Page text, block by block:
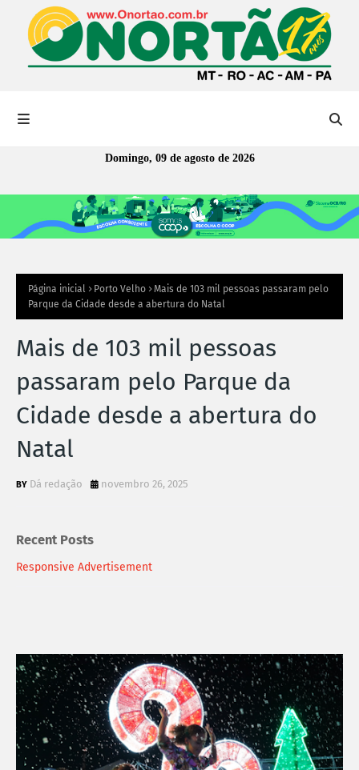
Domingo, 09 de agosto de 2026
Página inicial Porto Velho
Mais de 103 mil pessoas passaram pelo
Parque da Cidade desde a abertura do Natal
Mais de 103 mil pessoas
passaram pelo Parque da
Cidade desde a abertura do
Natal
Dá redação novembro 26, 2025
Recent Posts
Responsive Advertisement